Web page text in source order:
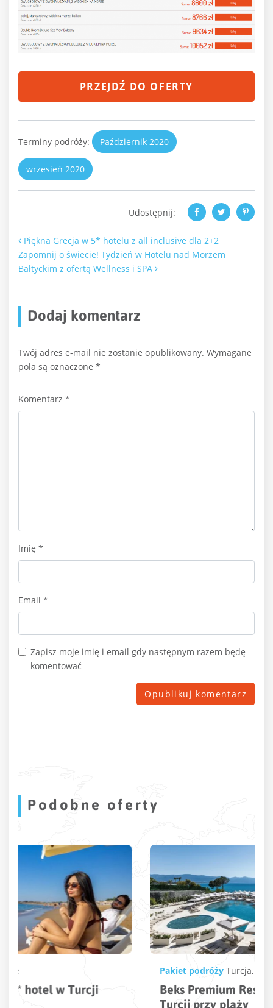
PRZEJDŹ DO OFERTY
Terminy podróży: Październik 2020
wrzesień 2020
Udostępnij:
Nawigacja po artykułach
Piękna Grecja w 5* hotelu z all inclusive dla 2+2
Zapomnij o świecie! Tydzień w Hotelu nad Morzem
Bałtyckim z ofertą Wellness i SPA
Dodaj komentarz
Twój adres e-mail nie zostanie opublikowany. Wymagane
pola są oznaczone *
Komentarz *
Imię *
Email *
Zapisz moje imię i email gdy następnym razem będę
komentować
Podobne oferty
Kusadasi
Beks Premium Resort & Spa – 5* hotel w